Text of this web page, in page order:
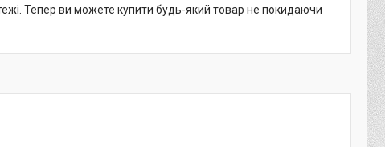
Тепер ви можете купити будь-який товар не покидаючи